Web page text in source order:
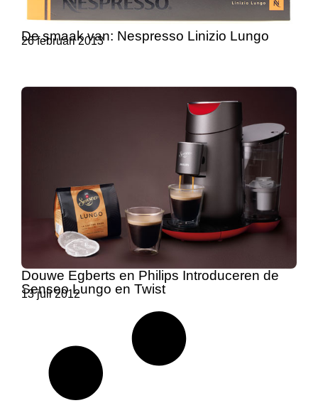
De smaak van: Nespresso Linizio Lungo
26 februari 2013
Douwe Egberts en Philips Introduceren de
Senseo Lungo en Twist
13 juli 2012